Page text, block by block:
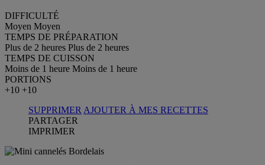
DIFFICULTÉ
Moyen Moyen
TEMPS DE PRÉPARATION
Plus de 2 heures Plus de 2 heures
TEMPS DE CUISSON
Moins de 1 heure Moins de 1 heure
PORTIONS
+10 +10
SUPPRIMER AJOUTER À MES RECETTES
PARTAGER
IMPRIMER